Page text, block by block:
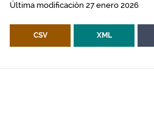
Última modificación 27 enero 2026
CSV XML